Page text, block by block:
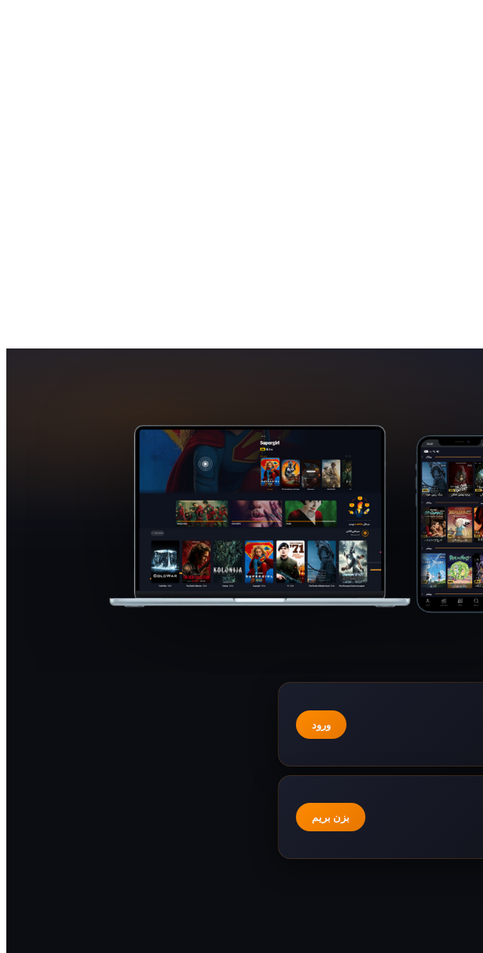
ورود
بزن بریم